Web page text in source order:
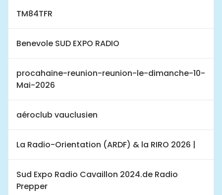
TM84TFR
Benevole SUD EXPO RADIO
procahaine-reunion-reunion-le-dimanche-10-
Mai-2026
aéroclub vauclusien
La Radio-Orientation (ARDF) & la RIRO 2026 |
Sud Expo Radio Cavaillon 2024.de Radio
Prepper